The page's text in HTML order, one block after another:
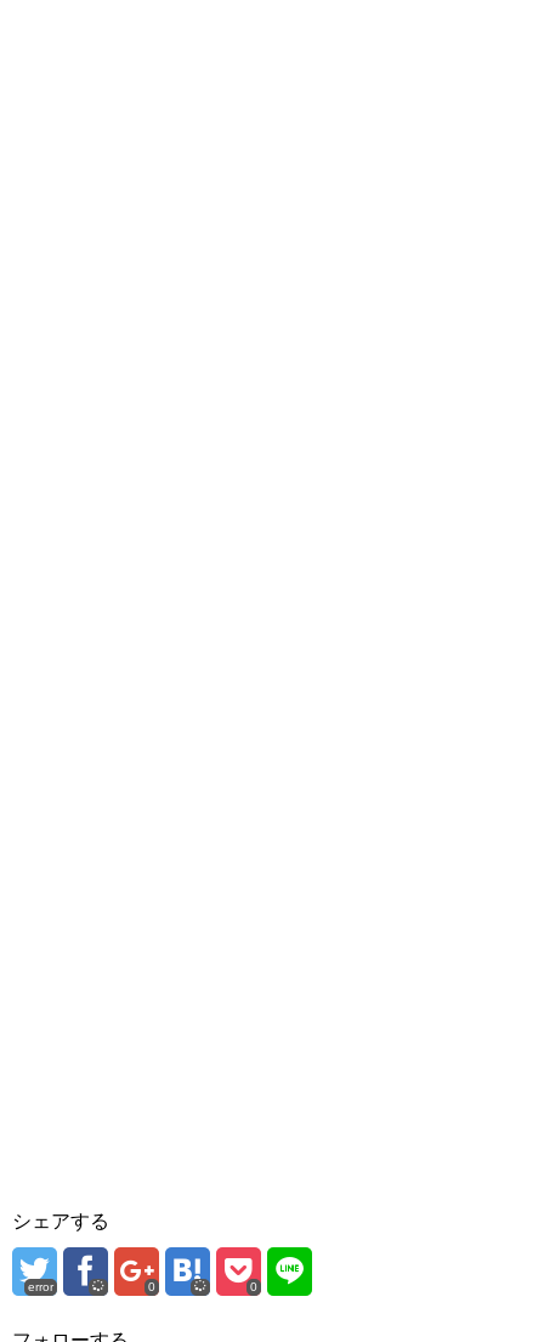
シェアする
error 0 0